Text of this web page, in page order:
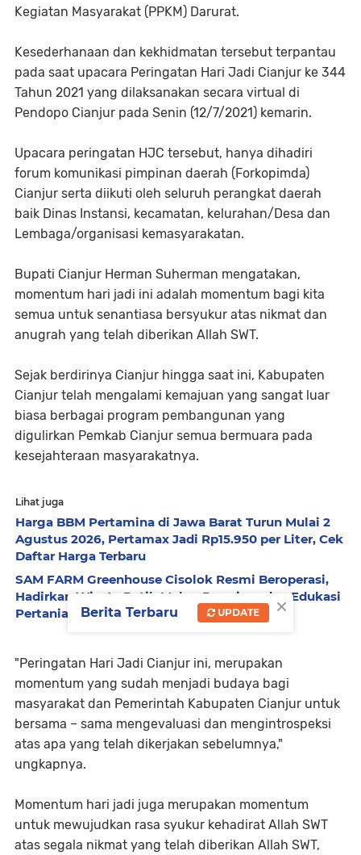
Kegiatan Masyarakat (PPKM) Darurat.
Kesederhanaan dan kekhidmatan tersebut terpantau
pada saat upacara Peringatan Hari Jadi Cianjur ke 344
Tahun 2021 yang dilaksanakan secara virtual di
Pendopo Cianjur pada Senin (12/7/2021) kemarin.
Upacara peringatan HJC tersebut, hanya dihadiri
forum komunikasi pimpinan daerah (Forkopimda)
Cianjur serta diikuti oleh seluruh perangkat daerah
baik Dinas Instansi, kecamatan, kelurahan/Desa dan
Lembaga/organisasi kemasyarakatan.
Bupati Cianjur Herman Suherman mengatakan,
momentum hari jadi ini adalah momentum bagi kita
semua untuk senantiasa bersyukur atas nikmat dan
anugrah yang telah diberikan Allah SWT.
Sejak berdirinya Cianjur hingga saat ini, Kabupaten
Cianjur telah mengalami kemajuan yang sangat luar
biasa berbagai program pembangunan yang
digulirkan Pemkab Cianjur semua bermuara pada
kesejahteraan masyarakatnya.
Lihat juga
Harga BBM Pertamina di Jawa Barat Turun Mulai 2
Agustus 2026, Pertamax Jadi Rp15.950 per Liter, Cek
Daftar Harga Terbaru
SAM FARM Greenhouse Cisolok Resmi Beroperasi,
Hadirkan Wisata Petik Melon Premium dan Edukasi
Pertanian Modern di Sukabumi
"Peringatan Hari Jadi Cianjur ini, merupakan
momentum yang sudah menjadi budaya bagi
masyarakat dan Pemerintah Kabupaten Cianjur untuk
bersama – sama mengevaluasi dan mengintrospeksi
atas apa yang telah dikerjakan sebelumnya,"
ungkapnya.
Momentum hari jadi juga merupakan momentum
untuk mewujudkan rasa syukur kehadirat Allah SWT
atas segala nikmat yang telah diberikan Allah SWT,
×
Berita Terbaru UPDATE